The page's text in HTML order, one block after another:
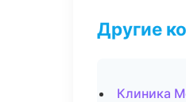
Другие
Клиника